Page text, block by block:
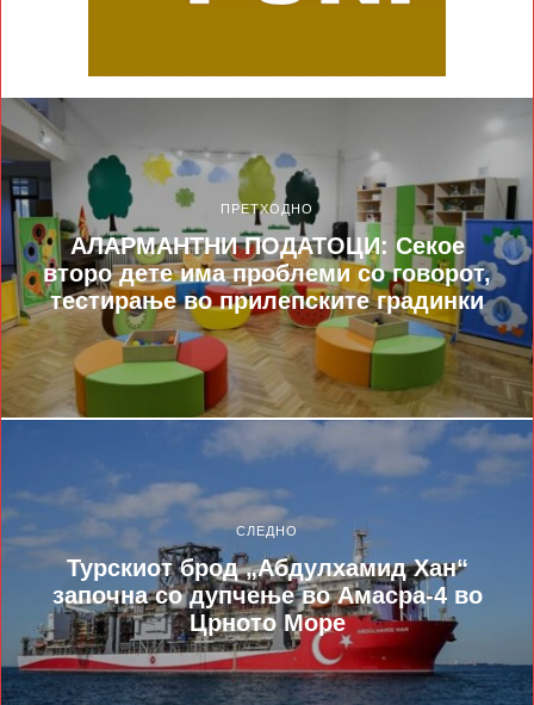
ПРЕТХОДНО
АЛАРМАНТНИ ПОДАТОЦИ: Секое
второ дете има проблеми со говорот,
тестирање во прилепските градинки
СЛЕДНО
Турскиот брод „Абдулхамид Хан“
започна со дупчење во Амасра-4 во
Црното Море